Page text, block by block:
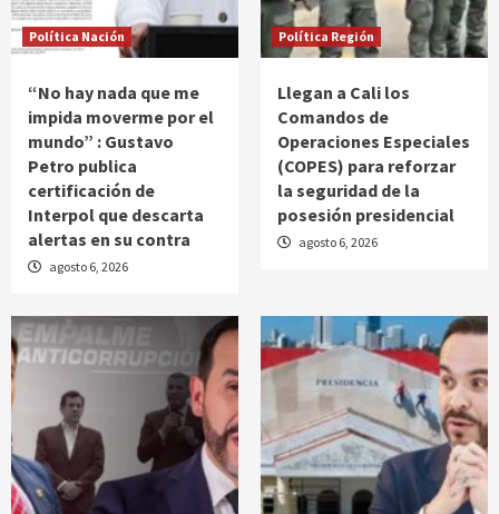
Política Nación
“No hay nada que me
impida moverme por el
mundo” : Gustavo
Petro publica
certificación de
Interpol que descarta
alertas en su contra
agosto 6, 2026
Política Región
Llegan a Cali los
Comandos de
Operaciones Especiales
(COPES) para reforzar
la seguridad de la
posesión presidencial
agosto 6, 2026